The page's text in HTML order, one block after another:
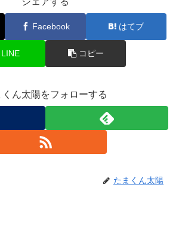
Facebook はてブ
LINE コピー
くん太陽をフォローする
たまくん太陽